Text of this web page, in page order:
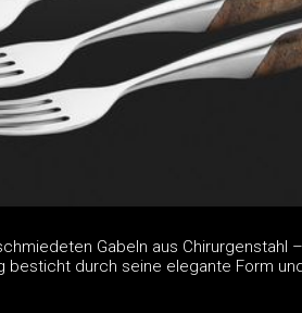
Gabeln aus Chirurgenstahl
besticht durch seine elegante Form